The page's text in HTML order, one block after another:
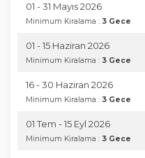
01 - 31 Mayıs 2026
Minimum Kiralama : 3 Gece
01 - 15 Haziran 2026
Minimum Kiralama : 3 Gece
16 - 30 Haziran 2026
Minimum Kiralama : 3 Gece
01 Tem - 15 Eyl 2026
Minimum Kiralama : 3 Gece